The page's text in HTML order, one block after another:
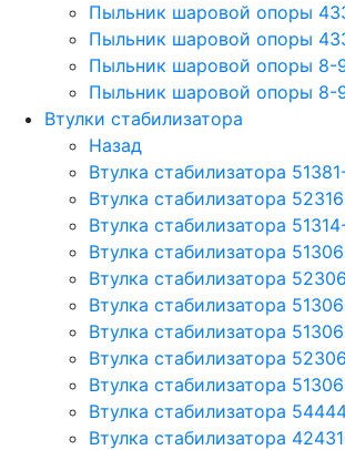
Пыльник шаровой опоры
Пыльник шаровой опоры
Пыльник шаровой опоры 8-
Пыльник шаровой опоры 8-
Втулки стабилизатора
Назад
Втулка стабилизатора
Втулка стабилизатора
Втулка стабилизатора
Втулка стабилизатора
Втулка стабилизатора
Втулка стабилизатора
Втулка стабилизатора
Втулка стабилизатора
Втулка стабилизатора
Втулка стабилизатора
Втулка стабилизатора